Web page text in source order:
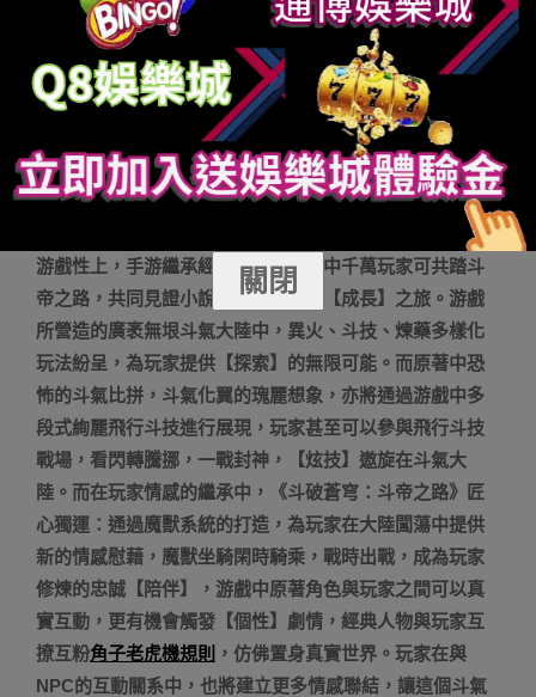
(圖4：《斗破蒼穹：斗帝之路》)正版授權 IP還原，邀你親
踏斗帝之路在分享IP布局的宏觀戰略構思之后，現場騰訊
天美J2工作室總經理楊津龍先生也帶來了《斗破蒼穹：斗
帝之路》的全面介紹。《斗破蒼穹：斗帝之路》以
MMORPG的形式，再現了IP恢宏的修仙場景與修煉劇情。
在這里，玩家將重踏斗氣大陸，陪伴老虎機破解蕭炎完成
修煉為斗帝的艱辛歷程。成長、探索、炫技、陪伴、個
性，成為《斗破蒼穹：斗帝之路》手游的五大關鍵詞。在
游戲性上，手游繼承經典原著，手游中千萬玩家可共踏斗
帝之路，共同見證小說劇情所展現的【成長】之旅。游戲
所營造的廣袤無垠斗氣大陸中，異火、斗技、煉藥多樣化
玩法紛呈，為玩家提供【探索】的無限可能。而原著中恐
怖的斗氣比拼，斗氣化翼的瑰麗想象，亦將通過游戲中多
段式絢麗飛行斗技進行展現，玩家甚至可以參與飛行斗技
戰場，看閃轉騰挪，一戰封神，【炫技】遨旋在斗氣大
陸。而在玩家情感的繼承中，《斗破蒼穹：斗帝之路》匠
心獨運：通過魔獸系統的打造，為玩家在大陸闖蕩中提供
新的情感慰藉，魔獸坐騎閑時騎乘，戰時出戰，成為玩家
修煉的忠誠【陪伴】，游戲中原著角色與玩家之間可以真
實互動，更有機會觸發【個性】劇情，經典人物與玩家互
撩互粉角子老虎機規則 ，仿佛置身真實世界。玩家在與
NPC的互動關系中，也將建立更多情感聯結，讓這個斗氣
關閉